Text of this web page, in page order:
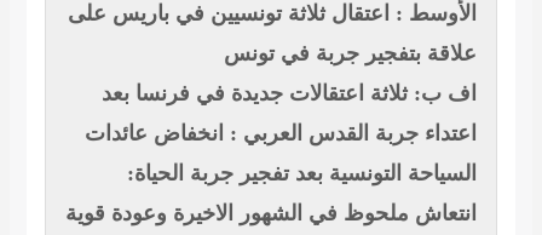
الأوسط : اعتقال ثلاثة تونسيين في باريس على
علاقة بتفجير جربة في تونس
اف ب: ثلاثة اعتقالات جديدة في فرنسا بعد
اعتداء جربة القدس العربي : انخفاض عائدات
السياحة التونسية بعد تفجير جربة الحياة:
انتعاش ملحوظ في الشهور الاخيرة وعودة قوية